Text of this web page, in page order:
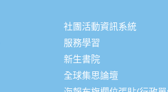
社團活動資訊系統
服務學習
新生書院
全球集思論壇